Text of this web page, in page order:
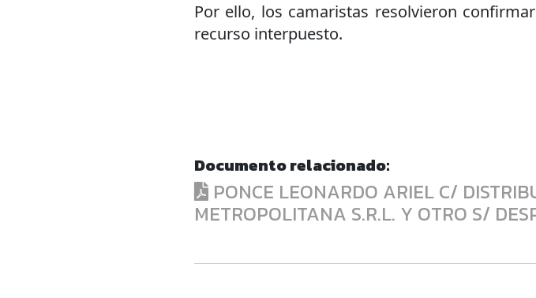
Por ello, los camaristas resolvieron
recurso interpuesto.
Documento relacionado:
PONCE LEONARDO ARIEL C/
METROPOLITANA S.R.L. Y OTRO S/